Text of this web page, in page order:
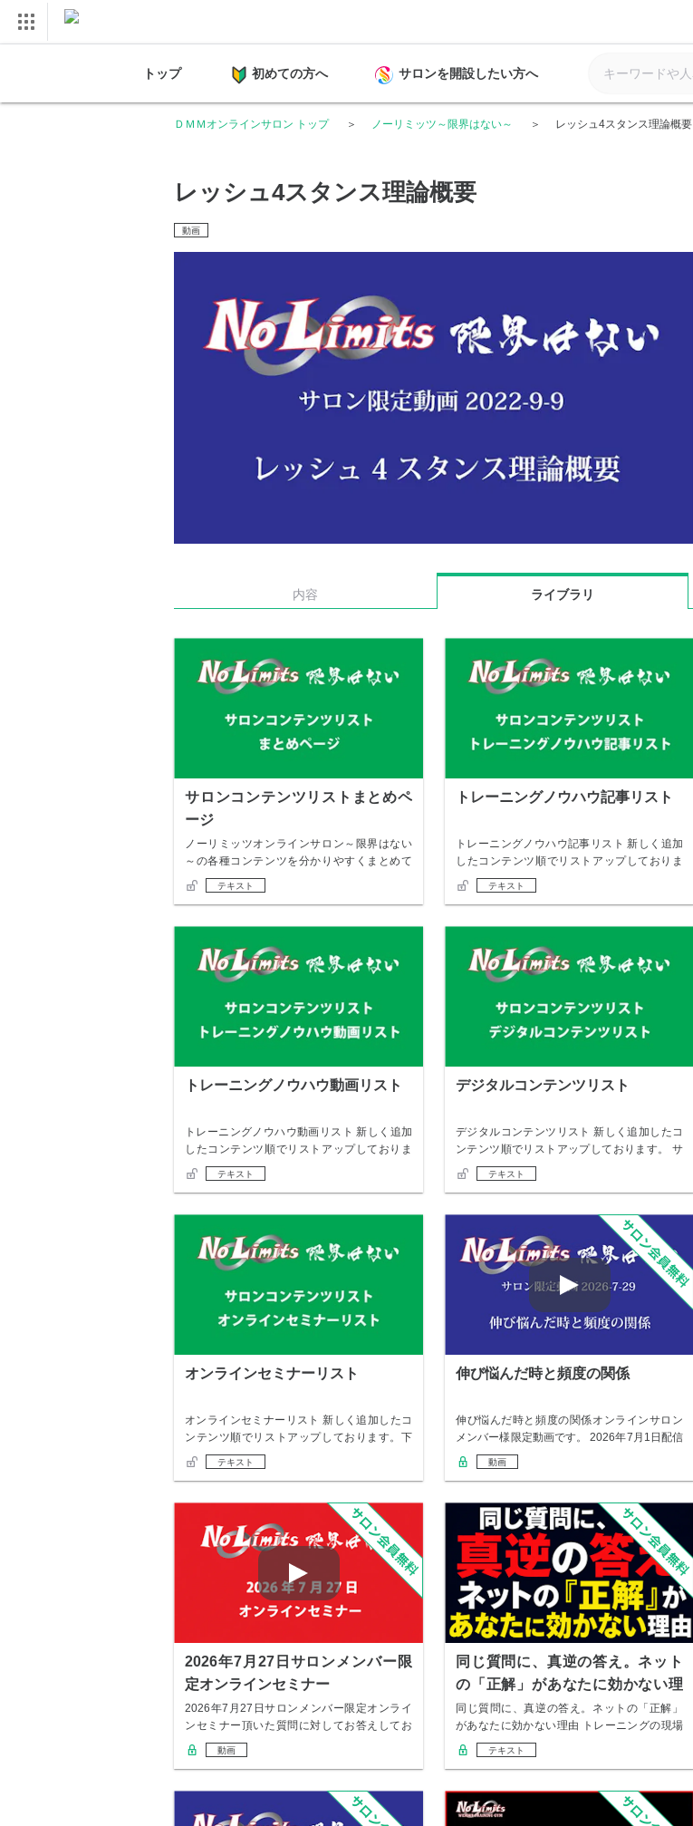
トップ 初めての方へ サロンを開設したい方へ
ＤＭＭオンラインサロン トップ ノーリミッツ～限界はない～ レッシュ4スタンス理論概要
レッシュ4スタンス理論概要
動画
内容 ライブラリ
サロンコンテンツリストまとめペ
ージ
ノーリミッツオンラインサロン～限界はない
～の各種コンテンツを分かりやすくまとめて
おります。…
テキスト
トレーニングノウハウ記事リスト
トレーニングノウハウ記事リスト 新しく追加
したコンテンツ順でリストアップしておりま
す。 誰…
テキスト
トレーニングノウハウ動画リスト
トレーニングノウハウ動画リスト 新しく追加
したコンテンツ順でリストアップしておりま
す。 伸…
テキスト
デジタルコンテンツリスト
デジタルコンテンツリスト 新しく追加したコ
ンテンツ順でリストアップしております。 サ
ロンメ…
テキスト
オンラインセミナーリスト
オンラインセミナーリスト 新しく追加したコ
ンテンツ順でリストアップしております。下
記のミニ…
テキスト
伸び悩んだ時と頻度の関係
伸び悩んだ時と頻度の関係オンラインサロン
メンバー様限定動画です。 2026年7月1日配信
の…
動画
2026年7月27日サロンメンバー限
定オンラインセミナー
2026年7月27日サロンメンバー限定オンライ
ンセミナー頂いた質問に対してお答えしてお
りま…
動画
同じ質問に、真逆の答え。ネット
の「正解」があなたに効かない理
由
同じ質問に、真逆の答え。ネットの「正解」
があなたに効かない理由 トレーニングの現場
でよく受…
テキスト